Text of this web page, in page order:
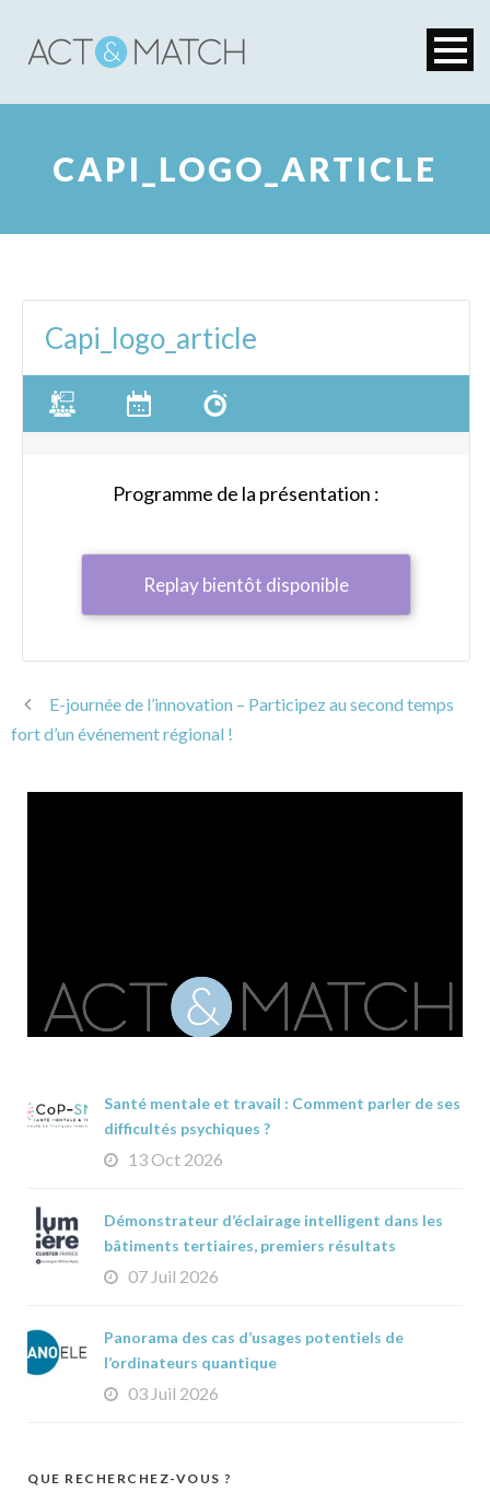
CAPI_LOGO_ARTICLE
Capi_logo_article
Programme de la présentation :
Replay bientôt disponible
E-journée de l’innovation – Participez au second temps
fort d’un événement régional !
Santé mentale et travail : Comment parler de ses
difficultés psychiques ?
13 Oct 2026
Démonstrateur d’éclairage intelligent dans les
bâtiments tertiaires, premiers résultats
07 Juil 2026
Panorama des cas d’usages potentiels de
l’ordinateurs quantique
03 Juil 2026
QUE RECHERCHEZ-VOUS ?